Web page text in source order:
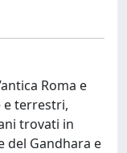
Roma e
e terrestri,
trovati in
del Gandhara e